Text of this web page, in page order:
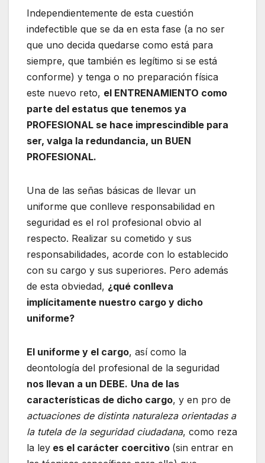
Independientemente de esta cuestión
indefectible que se da en esta fase (a no ser
que uno decida quedarse como está para
siempre, que también es legítimo si se está
conforme) y tenga o no preparación física
este nuevo reto, el ENTRENAMIENTO como
parte del estatus que tenemos ya
PROFESIONAL se hace imprescindible para
ser, valga la redundancia, un BUEN
PROFESIONAL.
Una de las señas básicas de llevar un
uniforme que conlleve responsabilidad en
seguridad es el rol profesional obvio al
respecto. Realizar su cometido y sus
responsabilidades, acorde con lo establecido
con su cargo y sus superiores. Pero además
de esta obviedad, ¿qué conlleva
implícitamente nuestro cargo y dicho
uniforme?
El uniforme y el cargo, así como la
deontología del profesional de la seguridad
nos llevan a un DEBE. Una de las
características de dicho cargo, y en pro de
actuaciones de distinta naturaleza orientadas a
la tutela de la seguridad ciudadana, como reza
la ley es el carácter coercitivo (sin entrar en